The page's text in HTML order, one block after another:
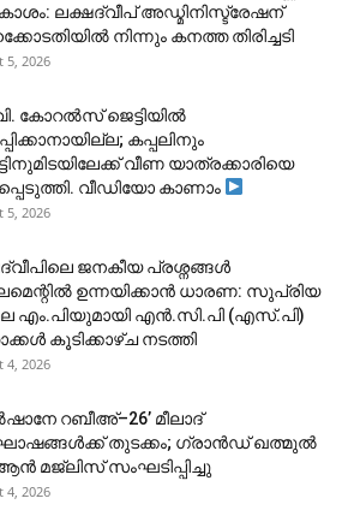
ലക്ഷദ്വീപ് അഡ്മിനിസ്ട്രേഷന്
നിന്നും കനത്ത തിരിച്ചടി
5, 2026
കോറൽസ് ജെട്ടിയിൽ
കപ്പലിനും
വീണ യാത്രക്കാരിയെ
വീഡിയോ കാണാം
5, 2026
ജനകീയ പ്രശ്നങ്ങൾ
ഉന്നയിക്കാൻ ധാരണ: സുപ്രിയ
എം.പിയുമായി എൻ.സി.പി (എസ്.പി)
കൂടിക്കാഴ്ച നടത്തി
4, 2026
റബീഅ്–26’ മീലാദ്
തുടക്കം; ഗ്രാൻഡ് ഖത്മുൽ
മജ്‌ലിസ് സംഘടിപ്പിച്ചു
4, 2026